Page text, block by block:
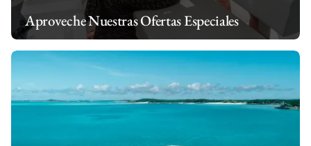
Aproveche Nuestras Ofertas Especiales